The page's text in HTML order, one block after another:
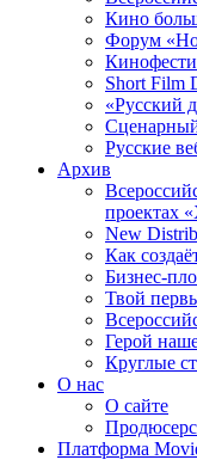
Кино
Форум
Short Film
«Русский
Русские
Архив
проектах
New
Как
Бизнес-
Твой
Герой
Круглые
О нас
О сайте
Платформа